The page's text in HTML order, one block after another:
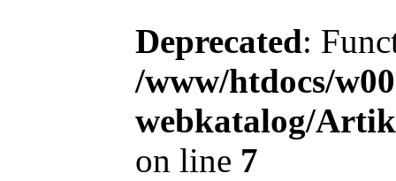
Deprecated:
/www/htdocs/
webkatalog/
on line 7